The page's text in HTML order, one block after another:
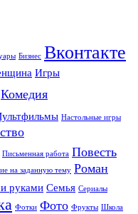
Бизнес Вконтакте
Игры
Комедия
Настольные игры
Письменная работа Повесть
на заданную тему Роман
руками Семья Сериалы
Фотки Фото Фрукты Школа